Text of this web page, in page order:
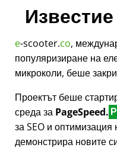
e-scooter.co,
популяризиране на
микроколи, беше
Проектът беше
среда за PageSpeed.
за SEO и оптимизация
демонстрира новите